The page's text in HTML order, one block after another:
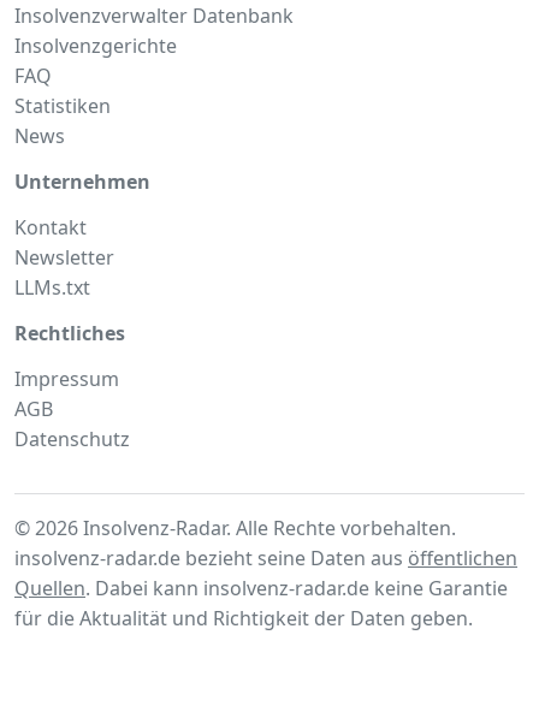
Insolvenzverwalter Datenbank
Insolvenzgerichte
FAQ
Statistiken
News
Unternehmen
Kontakt
Newsletter
LLMs.txt
Rechtliches
Impressum
AGB
Datenschutz
© 2026 Insolvenz-Radar. Alle Rechte vorbehalten.
insolvenz-radar.de bezieht seine Daten aus öffentlichen
Quellen. Dabei kann insolvenz-radar.de keine Garantie
für die Aktualität und Richtigkeit der Daten geben.